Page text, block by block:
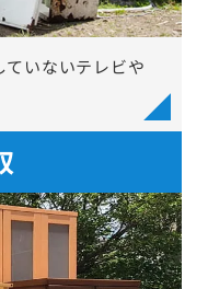
いないテレビや